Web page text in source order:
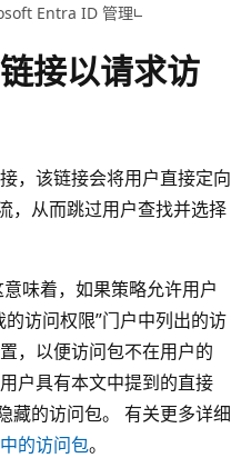
Entra ID 管理
接以请求访
，该链接会将用户直接定向
，从而跳过用户查找并选择
味着，如果策略允许用户
访问权限”门户中列出的访
，以便访问包不在用户的
户具有本文中提到的直接
藏的访问包。 有关更多详细
的访问包。